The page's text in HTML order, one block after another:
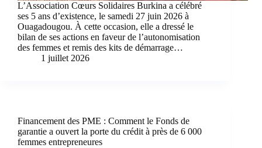
L’Association Cœurs Solidaires Burkina a célébré
ses 5 ans d’existence, le samedi 27 juin 2026 à
Ouagadougou. À cette occasion, elle a dressé le
bilan de ses actions en faveur de l’autonomisation
des femmes et remis des kits de démarrage…
1 juillet 2026
Financement des PME : Comment le Fonds de
garantie a ouvert la porte du crédit à près de 6 000
femmes entrepreneures